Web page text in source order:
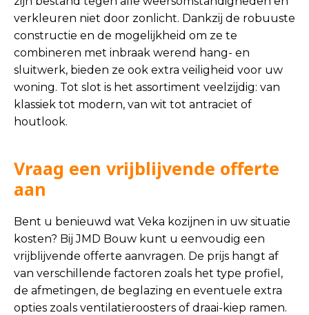
verkleuren niet door zonlicht. Dankzij de robuuste
constructie en de mogelijkheid om ze te
combineren met inbraak werend hang- en
sluitwerk, bieden ze ook extra veiligheid voor uw
woning. Tot slot is het assortiment veelzijdig: van
klassiek tot modern, van wit tot antraciet of
houtlook.
Vraag een vrijblijvende offerte
aan
Bent u benieuwd wat Veka kozijnen in uw situatie
kosten? Bij JMD Bouw kunt u eenvoudig een
vrijblijvende offerte aanvragen. De prijs hangt af
van verschillende factoren zoals het type profiel,
de afmetingen, de beglazing en eventuele extra
opties zoals ventilatieroosters of draai-kiep ramen.